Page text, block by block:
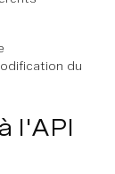
du
l'API